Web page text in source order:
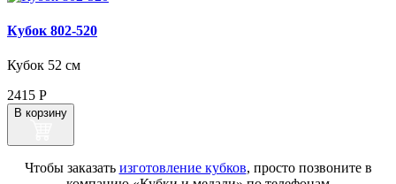
Кубок 802‑520
Кубок 52 см
2415 Р
В корзину
Чтобы заказать изготовление кубков, просто позвоните в